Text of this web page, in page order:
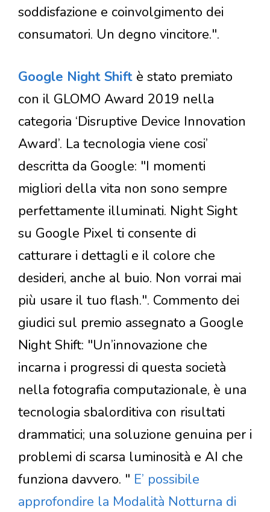
soddisfazione e coinvolgimento dei
consumatori. Un degno vincitore.".
Google Night Shift è stato premiato
con il GLOMO Award 2019 nella
categoria ‘Disruptive Device Innovation
Award’. La tecnologia viene cosi’
descritta da Google: "I momenti
migliori della vita non sono sempre
perfettamente illuminati. Night Sight
su Google Pixel ti consente di
catturare i dettagli e il colore che
desideri, anche al buio. Non vorrai mai
più usare il tuo flash.". Commento dei
giudici sul premio assegnato a Google
Night Shift: "Un’innovazione che
incarna i progressi di questa società
nella fotografia computazionale, è una
tecnologia sbalorditiva con risultati
drammatici; una soluzione genuina per i
problemi di scarsa luminosità e AI che
funziona davvero. " E’ possibile
approfondire la Modalità Notturna di